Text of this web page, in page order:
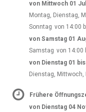
von Mittwoch 01
Montag, Dienstag,
Sonntag von 14:00
von Samstag 01
Samstag von 14:00
von Dienstag 01
Dienstag,
Frühere
von Dienstag 04